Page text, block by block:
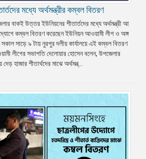
মধ্যে অর্থমন্ত্রীর কম্বল বিতরণ
বাকই উত্তর ইউনিয়নের শীতার্তদের মধ্যে অর্থমন্ত্রী আ
কম্বল বিতরণ করেছেন ইউনিয়ন আওয়ামী লীগ ও অঙ্গ
সাড়ে ৯ টায় নুরপুর দলীয় কার্যালয়ে এই কম্বল বিতরণ
লীগের সভাপতি দেলোয়ার হোসেন বলেন, উপজেলার
হাজার শীতার্থদের মাঝে অর্থমন্ত্...